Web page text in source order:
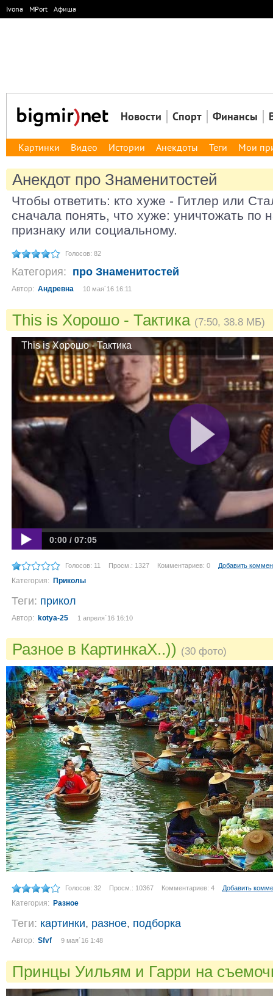
Ivona MPort Афиша
Новости Спорт Финансы
Картинки Видео Истории Анекдоты Теги Мои
Анекдот про Знаменитостей
Чтобы ответить: кто хуже - Гитлер или
сначала понять, что хуже: уничтожать по
признаку или социальному.
Голосов: 82
Категория: про Знаменитостей
Автор: Андревна 10 мая´16 16:11
This is Хорошо - Тактика (7:50, 38.8 МБ)
This is Хорошо - Тактика
0:00 / 07:05
Голосов: 11 Просм.: 1327 Комментариев: 0 Добавить
Категория: Приколы
Теги: прикол
Автор: kotya-25 1 апреля´16 16:10
Разное в КартинкаХ..)) (30 фото)
Голосов: 32 Просм.: 10367 Комментариев: 4 Добавить
Категория: Разное
Теги: картинки, разное, подборка
Автор: Sfvf 9 мая´16 1:48
Принцы Уильям и Гарри на